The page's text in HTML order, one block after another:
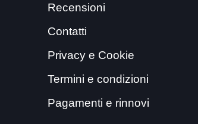
Recensioni
Contatti
Privacy e Cookie
Termini e condizioni
Pagamenti e rinnovi